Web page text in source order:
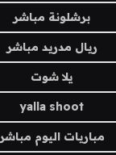
برشلونة مباشر
ريال مدريد مباشر
يلا شوت
yalla shoot
مباريات اليوم مباشر